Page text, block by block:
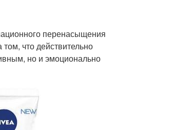
перенасыщения
что действительно
но и эмоционально